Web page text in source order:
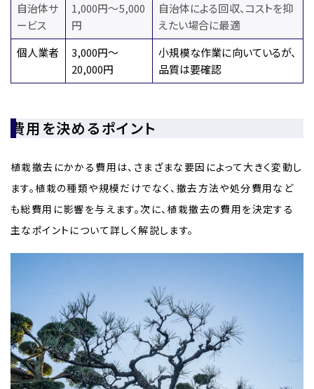
自治体サ
ービス
1,000円～5,000
円
自治体による回収、コストを抑
えたい場合に最適
個人業者
3,000円～
20,000円
小規模な作業に向いているが、
品質は要確認
費用を決めるポイント
植栽撤去にかかる費用は、さまざまな要因によって大きく変動し
ます。植栽の種類や規模だけでなく、撤去方法や処分費用など
も総費用に影響を与えます。次に、植栽撤去の費用を決定する
主なポイントについて詳しく解説します。